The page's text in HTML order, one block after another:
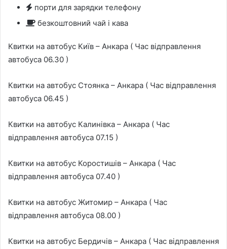
порти для зарядки телефону
безкоштовний чай і кава
Квитки на автобус Київ – Анкара ( Час відправлення
автобуса 06.30 )
Квитки на автобус Стоянка – Анкара ( Час відправлення
автобуса 06.45 )
Квитки на автобус Калинівка – Анкара ( Час
відправлення автобуса 07.15 )
Квитки на автобус Коростишів – Анкара ( Час
відправлення автобуса 07.40 )
Квитки на автобус Житомир – Анкара ( Час
відправлення автобуса 08.00 )
Квитки на автобус Бердичів – Анкара ( Час відправлення